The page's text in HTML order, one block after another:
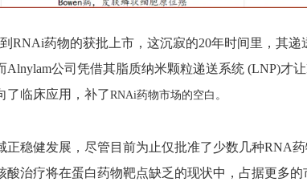
RNAi药物的获批上市，这沉寂的20年时间里，其
Alnylam公司凭借其脂质纳米颗粒递送系统 (LNP)才
了临床应用，补了RNAi药物市场的空白。
正稳健发展，尽管目前为止仅批准了少数几种RNA
酸治疗将在蛋白药物靶点缺乏的现状中，占据更多